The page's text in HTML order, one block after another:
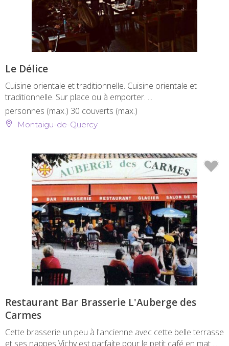
Le Délice
Cuisine orientale et traditionnelle. Cuisine orientale et
traditionnelle. Sur place ou à emporter. ...
personnes (max.) 30 couverts (max.)
Montaigu-de-Quercy
Restaurant Bar Brasserie L'Auberge des
Carmes
Cette brasserie un peu à l'ancienne avec cette belle terrasse
et ses nappes Vichy est parfaite pour le petit café en mat ...